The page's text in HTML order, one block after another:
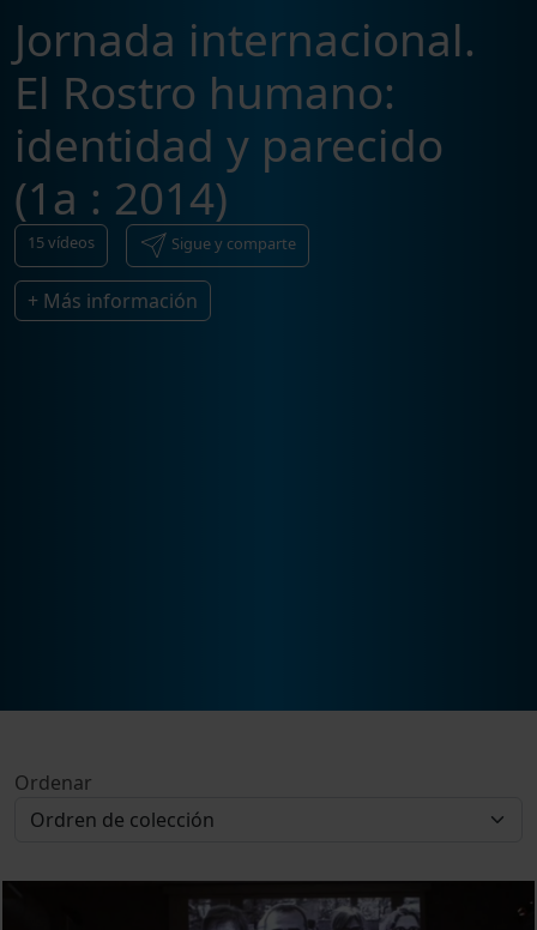
Jornada internacional.
El Rostro humano:
identidad y parecido
(1a : 2014)
15vídeos Sigue y comparte
+ Más información
Ordenar